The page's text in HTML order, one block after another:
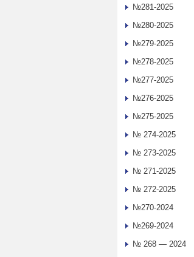
№281-2025
№280-2025
№279-2025
№278-2025
№277-2025
№276-2025
№275-2025
№ 274-2025
№ 273-2025
№ 271-2025
№ 272-2025
№270-2024
№269-2024
№ 268 — 2024